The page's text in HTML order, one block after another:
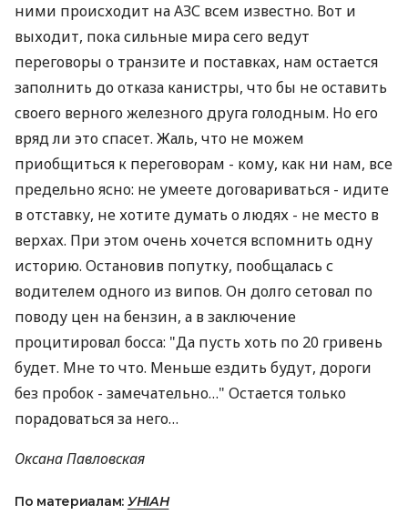
ними происходит на АЗС всем известно. Вот и
выходит, пока сильные мира сего ведут
переговоры о транзите и поставках, нам остается
заполнить до отказа канистры, что бы не оставить
своего верного железного друга голодным. Но его
вряд ли это спасет. Жаль, что не можем
приобщиться к переговорам - кому, как ни нам, все
предельно ясно: не умеете договариваться - идите
в отставку, не хотите думать о людях - не место в
верхах. При этом очень хочется вспомнить одну
историю. Остановив попутку, пообщалась с
водителем одного из випов. Он долго сетовал по
поводу цен на бензин, а в заключение
процитировал босса: "Да пусть хоть по 20 гривень
будет. Мне то что. Меньше ездить будут, дороги
без пробок - замечательно…" Остается только
порадоваться за него…
Оксана Павловская
По материалам: УНІАН